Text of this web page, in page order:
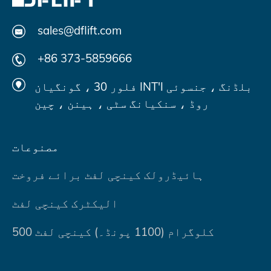
sales@dflift.com
+86 373-5859666
فلور 30 ، گونگیان INT'I بلڈنگ ، جنسوئی
روڈ ، سنکیانگ سٹی ، ہینن ، چین
مصنوعات
ہائیڈرولک کینچی لفٹ برائے فروخت
الیکٹرک کینچی لفٹ
500 کلوگرام (1100 پونڈ۔) کینچی لفٹ